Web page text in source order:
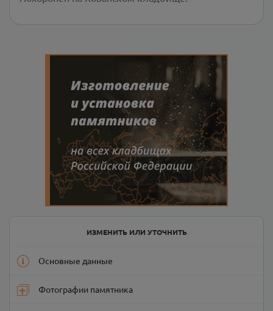
ИЗМЕНИТЬ ИЛИ УТОЧНИТЬ
Основные данные
Фотографии памятника